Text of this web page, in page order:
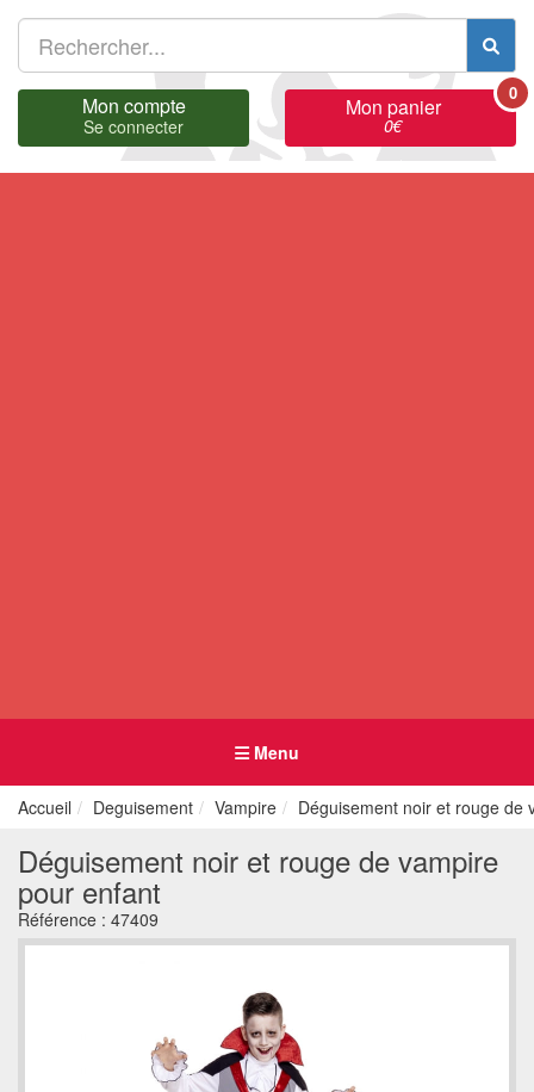
Mon compte
Se connecter
Mon panier
0€
0
Menu
Accueil Deguisement Vampire Déguisement noir et rouge de
Déguisement noir et rouge de vampire
pour enfant
Référence : 47409